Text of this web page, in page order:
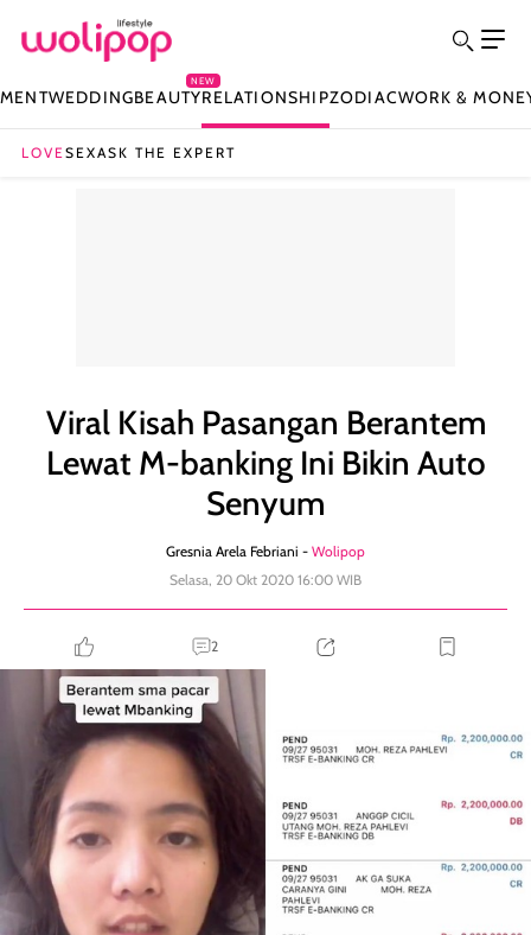
WEDDINGBEAUTY
NEW
RELATIONSHIPZODIACWORK &
LOVESEXASK THE EXPERT
Viral Kisah Pasangan Berantem
Lewat M-banking Ini Bikin Auto
Senyum
Gresnia Arela Febriani - Wolipop
Selasa, 20 Okt 2020 16:00 WIB
2